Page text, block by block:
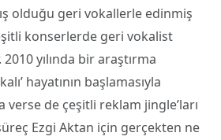
olduğu geri vokallerle edinmiş
konserlerde geri vokalist
yılında bir araştırma
hayatının başlamasıyla
de çeşitli reklam jingle’ları
Ezgi Aktan için gerçekten ne